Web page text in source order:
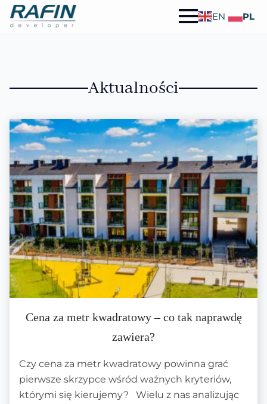
EN PL
Aktualności
Cena za metr kwadratowy – co tak naprawdę
zawiera?
Czy cena za metr kwadratowy powinna grać
pierwsze skrzypce wśród ważnych kryteriów,
którymi się kierujemy? Wielu z nas analizując